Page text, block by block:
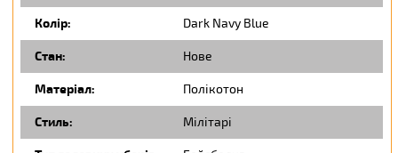
Колір: Dark Navy Blue
Стан: Нове
Матеріал: Полікотон
Стиль: Мілітарі